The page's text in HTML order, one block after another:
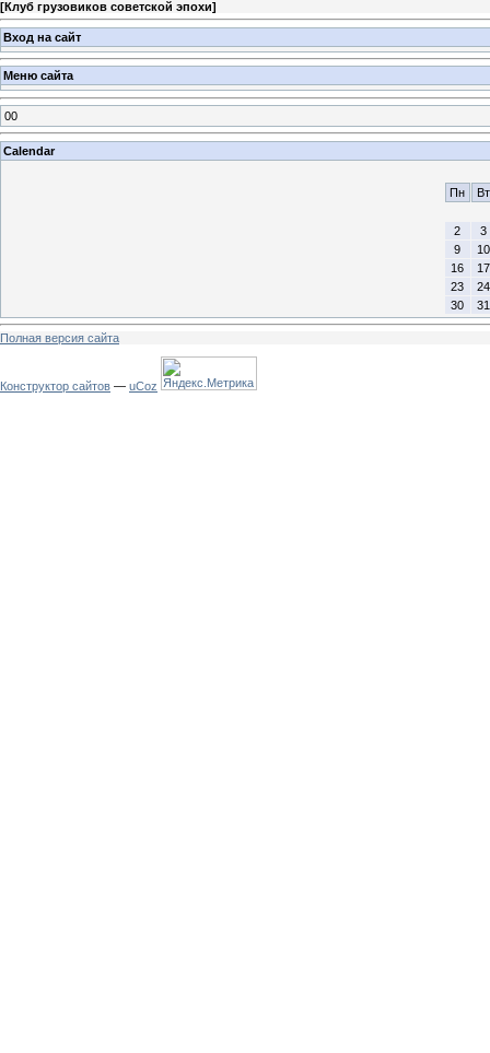
[Клуб грузовиков советской эпохи]
Вход на сайт
Меню сайта
00
Calendar
Пн Вт
2
3
9
10
16
17
23
24
30
31
Полная версия сайта
Конструктор сайтов — uCoz